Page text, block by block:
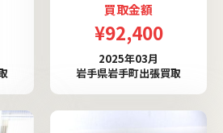
買取金額
¥92,400
2025年03月
岩手県岩手町出張買取